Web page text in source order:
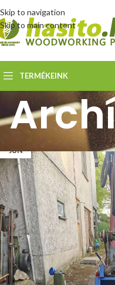
Skip to navigation
Skip to main content
TERMÉKEINK
JÚN